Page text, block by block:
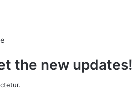
the new updates!